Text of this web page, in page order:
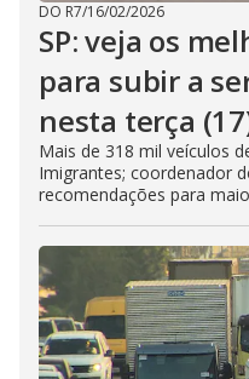
DO R7/16/02/2026
SP: veja os
para subir a
nesta terça
Mais de 318 mil veículos
Imigrantes; coordenador
recomendações para